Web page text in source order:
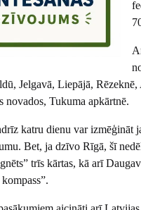
Jelgavā, Liepājā,
novados, Tukuma apkārtnē.
katru dienu var
Bet, ja dzīvo Rīgā, šī
trīs kārtas, kā arī